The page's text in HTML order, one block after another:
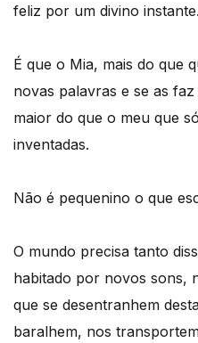
feliz por um divino instante.
É que o Mia, mais do que
novas palavras e se as
maior do que o meu que
inventadas.
Não é pequenino o que
O mundo precisa tanto
habitado por novos sons,
que se desentranhem
baralhem, nos